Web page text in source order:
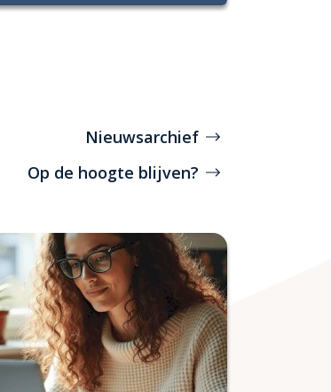
Nieuwsarchief
Op de hoogte blijven?